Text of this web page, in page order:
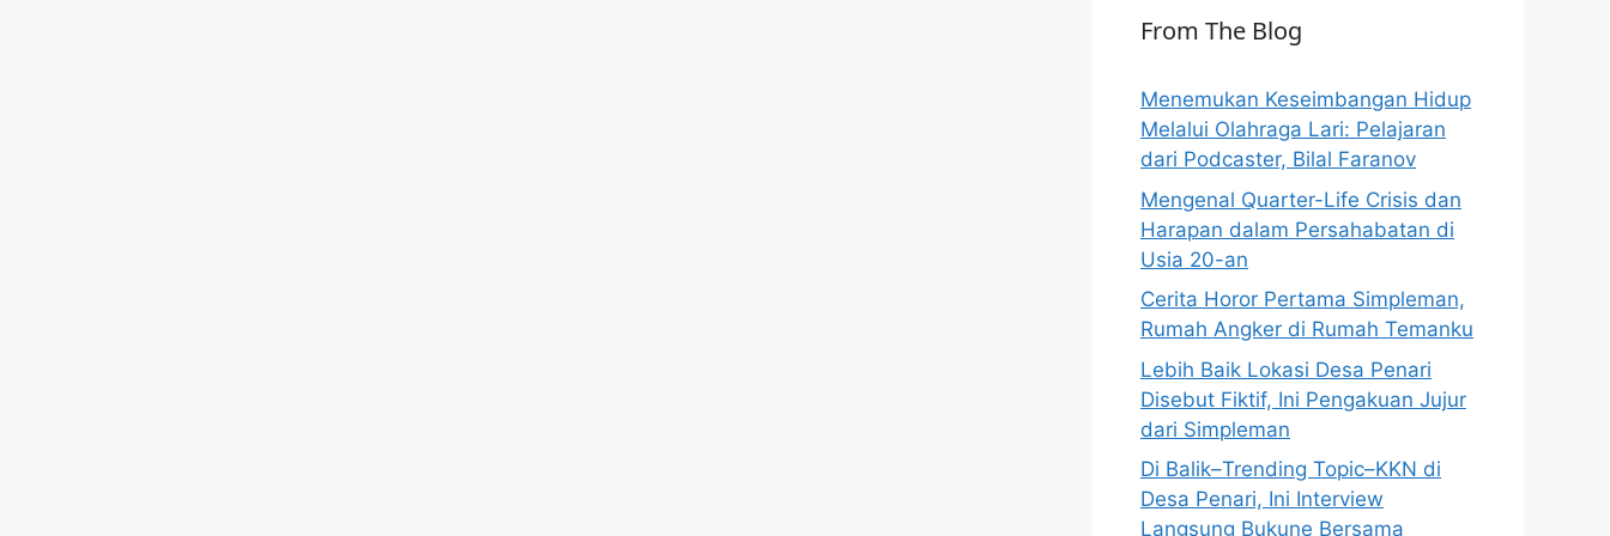
From The Blog
Menemukan Keseimbangan Hidup
Melalui Olahraga Lari: Pelajaran
dari Podcaster, Bilal Faranov
Mengenal Quarter-Life Crisis dan
Harapan dalam Persahabatan di
Usia 20-an
Cerita Horor Pertama Simpleman,
Rumah Angker di Rumah Temanku
Lebih Baik Lokasi Desa Penari
Disebut Fiktif, Ini Pengakuan Jujur
dari Simpleman
Di Balik–Trending Topic–KKN di
Desa Penari, Ini Interview
Langsung Bukune Bersama